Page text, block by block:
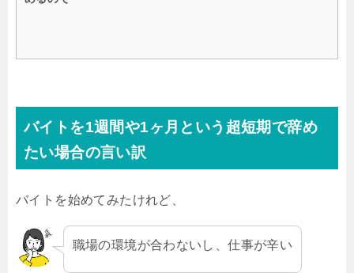
バイトを1週間や1ヶ月という超短期で辞め
たい場合の言い訳
バイトを始めてみたけれど、
職場の環境が合わないし、仕事が辛い